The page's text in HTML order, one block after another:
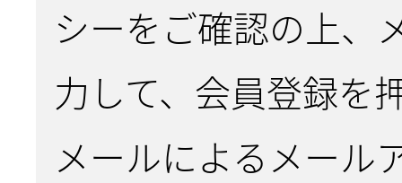
シーをご確認の上、
力して、会員登録を
メールによるメール